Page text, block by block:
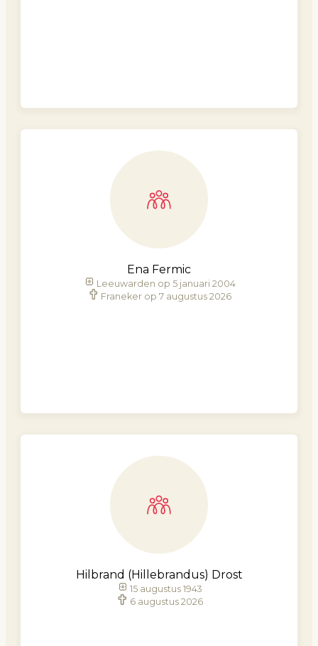
Ena Fermic
Leeuwarden op 5 januari 2004
Franeker op 7 augustus 2026
Hilbrand (Hillebrandus) Drost
15 augustus 1943
6 augustus 2026